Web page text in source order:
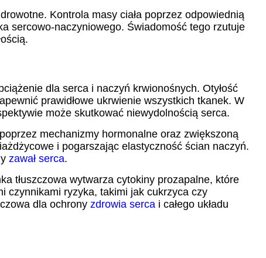
Kontrola masy ciała poprzez odpowiednią
sercowo-naczyniowego. Świadomość tego rzutuje
dla serca i naczyń krwionośnych. Otyłość
prawidłowe ukrwienie wszystkich tkanek. W
może skutkować niewydolnością serca.
mechanizmy hormonalne oraz zwiększoną
i pogarszając elastyczność ścian naczyń.
zawał serca.
tłuszczowa wytwarza cytokiny prozapalne, które
czynnikami ryzyka, takimi jak cukrzyca czy
dla ochrony zdrowia serca i całego układu